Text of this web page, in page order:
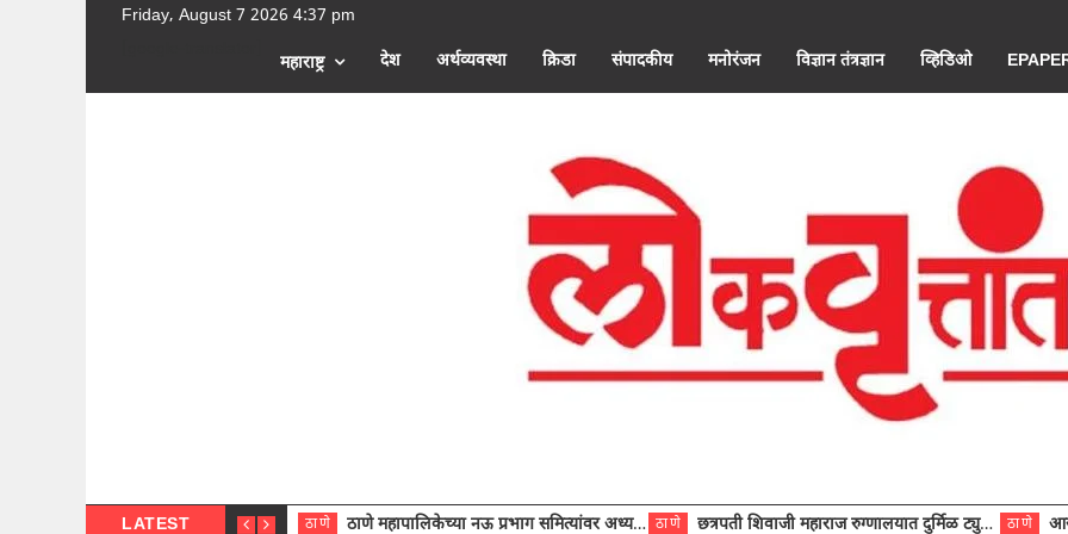
Friday, August 7 2026 4:37 pm
महाराष्ट्र देश अर्थव्यवस्था क्रिडा संपादकीय मनोरंजन विज्ञान तंत्रज्ञान व्हिडिओ
LATEST ठाणे ठाणे महापालिकेच्या नऊ प्रभाग समित्यांवर अध्यक्ष विराजमान ठाणे छत्रपती शिवाजी महाराज रुग्णालयात दुर्मिळ ट्युमरची यशस्वी शस्त्रक्रिया ठाणे आरोग्य